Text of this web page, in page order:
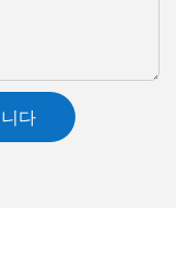
다